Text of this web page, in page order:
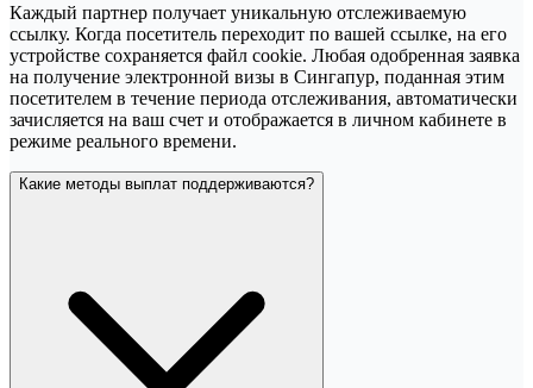
Каждый партнер получает уникальную отслеживаемую
ссылку. Когда посетитель переходит по вашей ссылке, на его
устройстве сохраняется файл cookie. Любая одобренная заявка
на получение электронной визы в Сингапур, поданная этим
посетителем в течение периода отслеживания, автоматически
зачисляется на ваш счет и отображается в личном кабинете в
режиме реального времени.
Какие методы выплат поддерживаются?